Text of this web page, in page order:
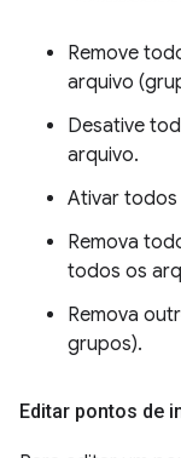
Remove
arquivo
Desative
arquivo.
Ativar
Remova
todos os
Remova
grupos).
Editar pontos de